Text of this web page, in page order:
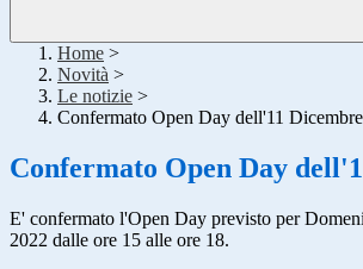
Home >
Novità >
Le notizie >
Confermato Open Day dell'11 Dicembre
Confermato Open Day
E' confermato l'Open Day previsto per
2022 dalle ore 15 alle ore 18.